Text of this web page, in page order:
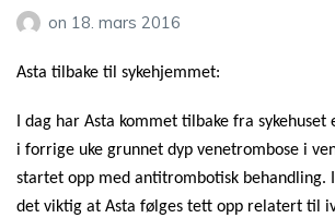
on 18. mars 2016
Asta tilbake til sykehjemmet:
I dag har Asta kommet tilbake fra
i forrige uke grunnet dyp venetrombose i
startet opp med antitrombotisk behandling.
det viktig at Asta følges tett opp relatert til